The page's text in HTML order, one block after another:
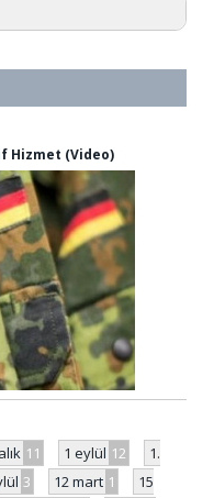
Hizmet (Video)
11 1 eylül 12
1.
3 12 mart 1
15